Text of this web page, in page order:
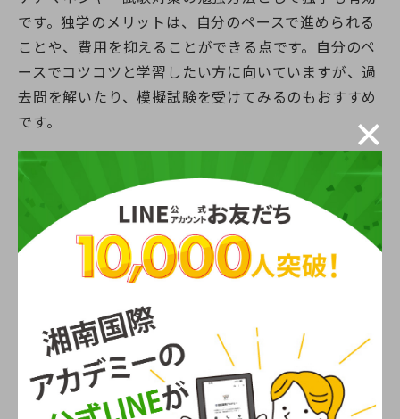
です。独学のメリットは、自分のペースで進められる
ことや、費用を抑えることができる点です。自分のペ
ースでコツコツと学習したい方に向いていますが、過
去問を解いたり、模擬試験を受けてみるのもおすすめ
です。
自分に合った学習スタイルを見つけることで、モチベ
ーションを維持しつつ、ケアマネジャーの資格取得を
目指しましょう。
介護資格の講座一覧
介護求人「ふくしごと」